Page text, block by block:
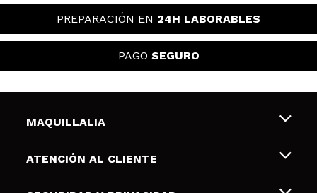
PREPARACIÓN EN 24H LABORABLES
PAGO SEGURO
MAQUILLALIA
Sobre nosotros
ATENCIÓN AL CLIENTE
Envíos y devoluciones